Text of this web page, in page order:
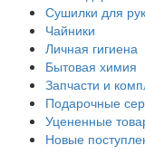
Сушилки для рук
Чайники
Личная гигиена
Бытовая химия
Запчасти и
Подарочные
Уцененные
Новые